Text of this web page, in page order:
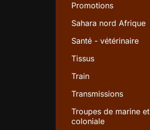
Promotions
Sahara nord Afrique
Santé - vétérinaire
Tissus
Train
Transmissions
Troupes de marine et
coloniale